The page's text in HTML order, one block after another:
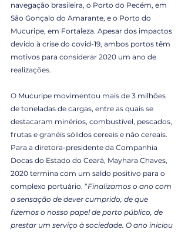
navegação brasileira, o Porto do Pecém, em
São Gonçalo do Amarante, e o Porto do
Mucuripe, em Fortaleza. Apesar dos impactos
devido à crise do covid-19, ambos portos têm
motivos para considerar 2020 um ano de
realizações.
O Mucuripe movimentou mais de 3 milhões
de toneladas de cargas, entre as quais se
destacaram minérios, combustível, pescados,
frutas e granéis sólidos cereais e não cereais.
Para a diretora-presidente da Companhia
Docas do Estado do Ceará, Mayhara Chaves,
2020 termina com um saldo positivo para o
complexo portuário. “Finalizamos o ano com
a sensação de dever cumprido, de que
fizemos o nosso papel de porto público, de
prestar um serviço à sociedade. O ano iniciou